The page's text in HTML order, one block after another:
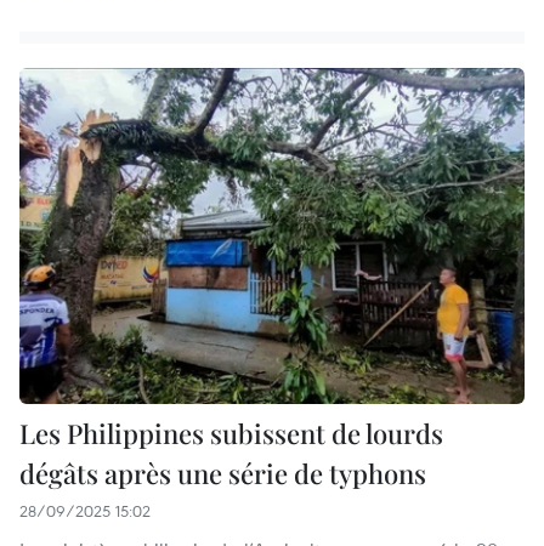
Les Philippines subissent de lourds
dégâts après une série de typhons
28/09/2025 15:02